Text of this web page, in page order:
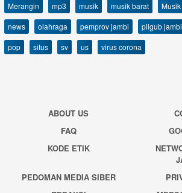
Merangin
mp3 musik musik barat
news
olahraga pemprov jambi pilgub jambi
pop
situs sv us virus corona
ABOUT US
FAQ
KODE ETIK
PEDOMAN MEDIA SIBER